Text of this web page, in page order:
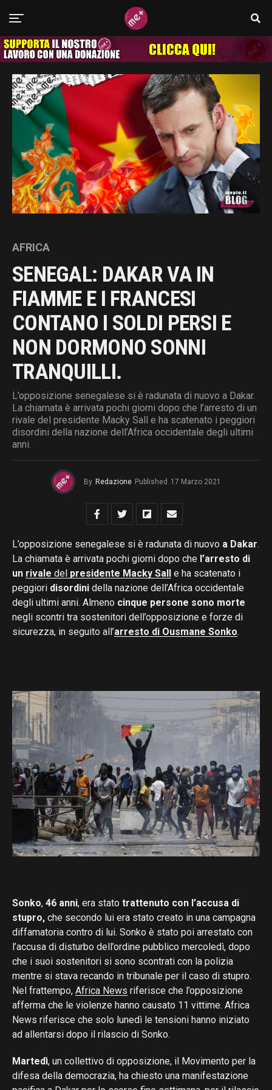
AFRICA
SENEGAL: DAKAR VA IN
FIAMME E I FRANCESI
CONTANO I SOLDI PERSI E
NON DORMONO SONNI
TRANQUILLI.
L’opposizione senegalese si è radunata di nuovo a Dakar.
La chiamata è arrivata pochi giorni dopo che l’arresto di un
rivale del presidente Macky Sall e ha scatenato i peggiori
disordini della nazione dell’Africa occidentale degli ultimi
anni.
By Redazione Published 17 Marzo 2021
L’opposizione senegalese si è radunata di nuovo a Dakar.
La chiamata è arrivata pochi giorni dopo che l’arresto di
un rivale del presidente Macky Sall
e ha scatenato i
peggiori disordini della nazione dell’Africa occidentale
degli ultimi anni. Almeno cinque persone sono morte
negli scontri tra sostenitori dell’opposizione e forze di
sicurezza, in seguito all’arresto di Ousmane Sonko.
Sonko, 46 anni, era stato trattenuto con l’accusa di
stupro, che secondo lui era stato creato in una campagna
diffamatoria contro di lui. Sonko è stato poi arrestato con
l’accusa di disturbo dell’ordine pubblico mercoledì, dopo
che i suoi sostenitori si sono scontrati con la polizia
mentre si stava recando in tribunale per il caso di stupro.
Nel frattempo, Africa News riferisce che l’opposizione
afferma che le violenze hanno causato 11 vittime. Africa
News riferisce che solo lunedì le tensioni hanno iniziato
ad allentarsi dopo il rilascio di Sonko.
Martedì, un collettivo di opposizione, il Movimento per la
difesa della democrazia, ha chiesto una manifestazione